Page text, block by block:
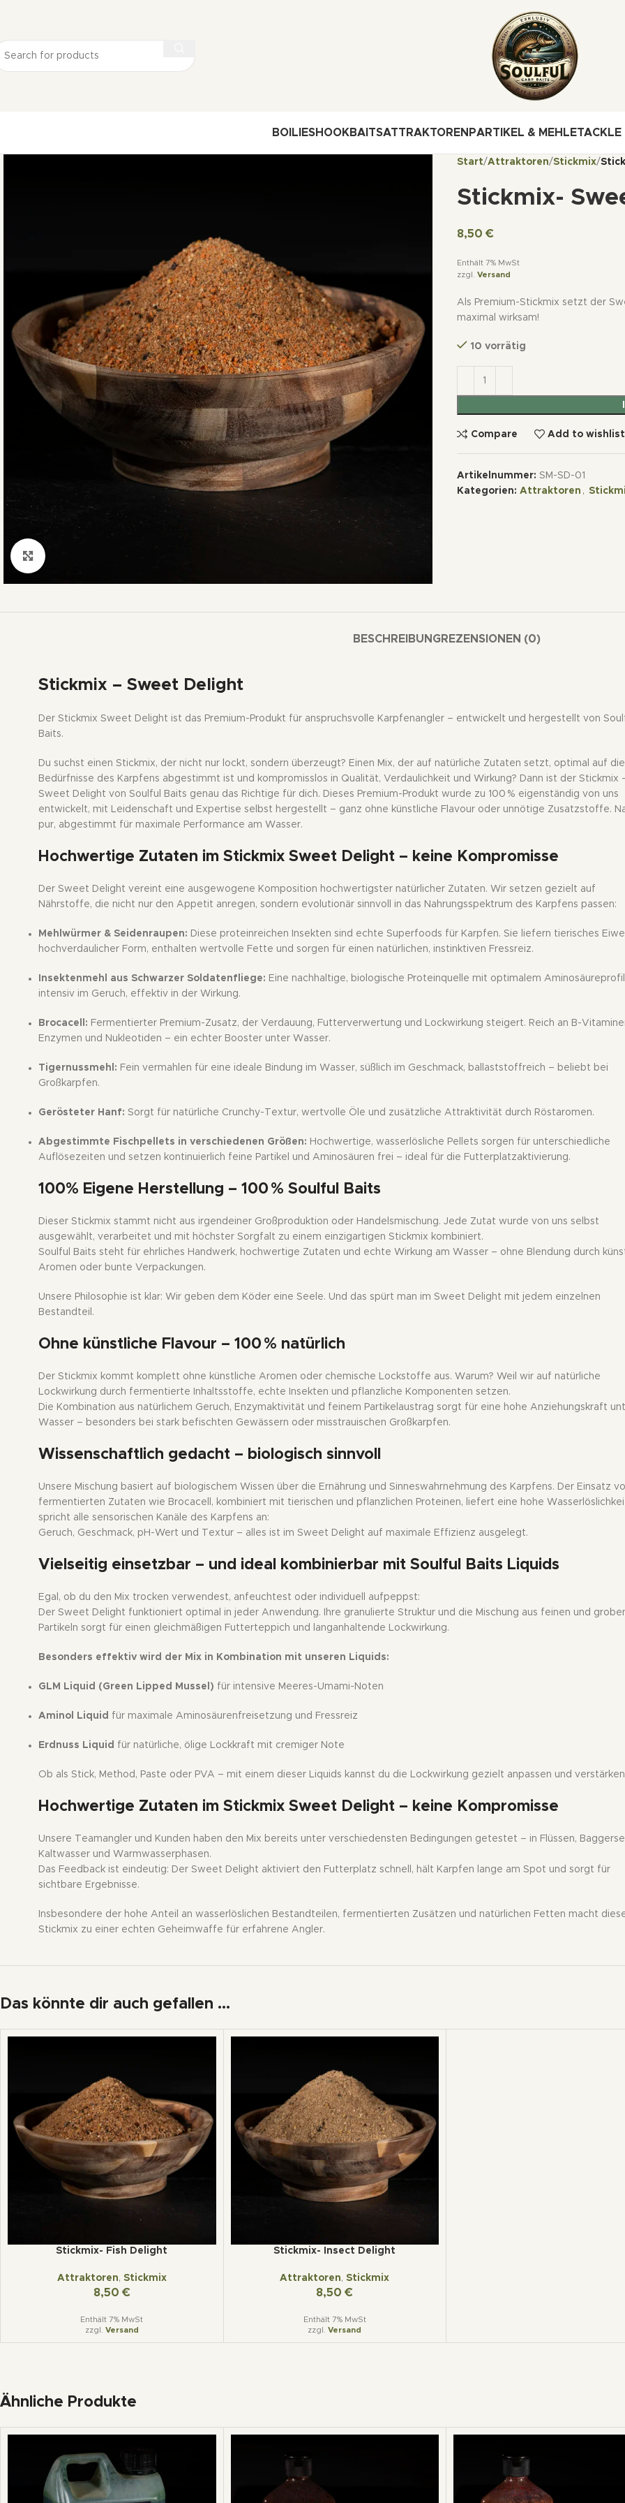
BOILIESHOOKBAITSATTRAKTOREN PARTIKEL & MEHLETACKLE
Start Attraktoren Stickmix
Stickmix-
8,50 €
Enthält 7% MwSt
zzgl. Versand
Als Premium-Stickmix setzt der
maximal wirksam!
10 vorrätig
Compare Add to wishlist
Artikelnummer: SM-SD-01
Kategorien: Attraktoren ,
BESCHREIBUNGREZENSIONEN (0)
Stickmix – Sweet Delight
Der Stickmix Sweet Delight ist das Premium-Produkt für anspruchsvolle Karpfenangler – entwickelt und hergestellt von
Baits.
Du suchst einen Stickmix, der nicht nur lockt, sondern überzeugt? Einen Mix, der auf natürliche Zutaten setzt, optimal auf die
Bedürfnisse des Karpfens abgestimmt ist und kompromisslos in Qualität, Verdaulichkeit und Wirkung? Dann ist der Stickmix
Sweet Delight von Soulful Baits genau das Richtige für dich. Dieses Premium-Produkt wurde zu 100 % eigenständig von uns
entwickelt, mit Leidenschaft und Expertise selbst hergestellt – ganz ohne künstliche Flavour oder unnötige Zusatzstoffe.
pur, abgestimmt für maximale Performance am Wasser.
Hochwertige Zutaten im Stickmix Sweet Delight – keine Kompromisse
Der Sweet Delight vereint eine ausgewogene Komposition hochwertigster natürlicher Zutaten. Wir setzen gezielt auf
Nährstoffe, die nicht nur den Appetit anregen, sondern evolutionär sinnvoll in das Nahrungsspektrum des Karpfens passen:
Mehlwürmer & Seidenraupen: Diese proteinreichen Insekten sind echte Superfoods für Karpfen. Sie liefern tierisches
hochverdaulicher Form, enthalten wertvolle Fette und sorgen für einen natürlichen, instinktiven Fressreiz.
Insektenmehl aus Schwarzer Soldatenfliege: Eine nachhaltige, biologische Proteinquelle mit optimalem
intensiv im Geruch, effektiv in der Wirkung.
Brocacell: Fermentierter Premium-Zusatz, der Verdauung, Futterverwertung und Lockwirkung steigert. Reich an B-
Enzymen und Nukleotiden – ein echter Booster unter Wasser.
Tigernussmehl: Fein vermahlen für eine ideale Bindung im Wasser, süßlich im Geschmack, ballaststoffreich – beliebt bei
Großkarpfen.
Gerösteter Hanf: Sorgt für natürliche Crunchy-Textur, wertvolle Öle und zusätzliche Attraktivität durch Röstaromen.
Abgestimmte Fischpellets in verschiedenen Größen: Hochwertige, wasserlösliche Pellets sorgen für unterschiedliche
Auflösezeiten und setzen kontinuierlich feine Partikel und Aminosäuren frei – ideal für die Futterplatzaktivierung.
100% Eigene Herstellung – 100 % Soulful Baits
Dieser Stickmix stammt nicht aus irgendeiner Großproduktion oder Handelsmischung. Jede Zutat wurde von uns selbst
ausgewählt, verarbeitet und mit höchster Sorgfalt zu einem einzigartigen Stickmix kombiniert.
Soulful Baits steht für ehrliches Handwerk, hochwertige Zutaten und echte Wirkung am Wasser – ohne Blendung durch
Aromen oder bunte Verpackungen.
Unsere Philosophie ist klar: Wir geben dem Köder eine Seele. Und das spürt man im Sweet Delight mit jedem einzelnen
Bestandteil.
Ohne künstliche Flavour – 100 % natürlich
Der Stickmix kommt komplett ohne künstliche Aromen oder chemische Lockstoffe aus. Warum? Weil wir auf natürliche
Lockwirkung durch fermentierte Inhaltsstoffe, echte Insekten und pflanzliche Komponenten setzen.
Die Kombination aus natürlichem Geruch, Enzymaktivität und feinem Partikelaustrag sorgt für eine hohe Anziehungskraft
Wasser – besonders bei stark befischten Gewässern oder misstrauischen Großkarpfen.
Wissenschaftlich gedacht – biologisch sinnvoll
Unsere Mischung basiert auf biologischem Wissen über die Ernährung und Sinneswahrnehmung des Karpfens. Der Einsatz
fermentierten Zutaten wie Brocacell, kombiniert mit tierischen und pflanzlichen Proteinen, liefert eine hohe
spricht alle sensorischen Kanäle des Karpfens an:
Geruch, Geschmack, pH-Wert und Textur – alles ist im Sweet Delight auf maximale Effizienz ausgelegt.
Vielseitig einsetzbar – und ideal kombinierbar mit Soulful Baits Liquids
Egal, ob du den Mix trocken verwendest, anfeuchtest oder individuell aufpeppst:
Der Sweet Delight funktioniert optimal in jeder Anwendung. Ihre granulierte Struktur und die Mischung aus feinen und
Partikeln sorgt für einen gleichmäßigen Futterteppich und langanhaltende Lockwirkung.
Besonders effektiv wird der Mix in Kombination mit unseren Liquids:
GLM Liquid (Green Lipped Mussel) für intensive Meeres-Umami-Noten
Aminol Liquid für maximale Aminosäurenfreisetzung und Fressreiz
Erdnuss Liquid für natürliche, ölige Lockkraft mit cremiger Note
Ob als Stick, Method, Paste oder PVA – mit einem dieser Liquids kannst du die Lockwirkung gezielt anpassen und
Hochwertige Zutaten im Stickmix Sweet Delight – keine Kompromisse
Unsere Teamangler und Kunden haben den Mix bereits unter verschiedensten Bedingungen getestet – in Flüssen,
Kaltwasser und Warmwasserphasen.
Das Feedback ist eindeutig: Der Sweet Delight aktiviert den Futterplatz schnell, hält Karpfen lange am Spot und sorgt für
sichtbare Ergebnisse.
Insbesondere der hohe Anteil an wasserlöslichen Bestandteilen, fermentierten Zusätzen und natürlichen Fetten macht
Stickmix zu einer echten Geheimwaffe für erfahrene Angler.
Das könnte dir auch gefallen …
Stickmix- Fish Delight
Attraktoren, Stickmix
8,50 €
Enthält 7% MwSt
zzgl. Versand
Stickmix- Insect Delight
Attraktoren,Stickmix
8,50€
Enthält 7% MwSt
zzgl.Versand
Ähnliche Produkte